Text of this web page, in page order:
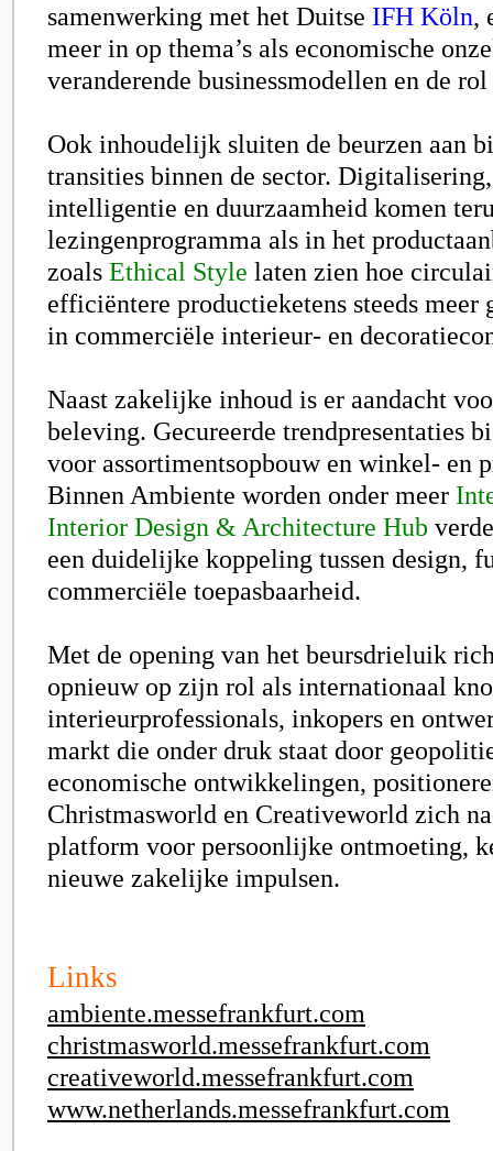
samenwerking met het Duitse IFH Köln,
meer in op thema’s als economische
veranderende businessmodellen en de
Ook inhoudelijk sluiten de beurzen aan
transities binnen de sector.
intelligentie en duurzaamheid komen
lezingenprogramma als in het
zoals Ethical Style laten zien hoe
efficiëntere productieketens steeds meer
in commerciële interieur- en
Naast zakelijke inhoud is er aandacht
beleving. Gecureerde trendpresentaties
voor assortimentsopbouw en winkel- en
Binnen Ambiente worden onder meer
Interior Design & Architecture Hub
een duidelijke koppeling tussen design,
commerciële toepasbaarheid.
Met de opening van het beursdrieluik
opnieuw op zijn rol als internationaal
interieurprofessionals, inkopers en
markt die onder druk staat door
economische ontwikkelingen,
Christmasworld en Creativeworld zich
platform voor persoonlijke ontmoeting,
nieuwe zakelijke impulsen.
Links
ambiente.messefrankfurt.com
christmasworld.messefrankfurt.com
creativeworld.messefrankfurt.com
www.netherlands.messefrankfurt.com